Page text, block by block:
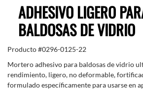
ADHESIVO LIGERO
BALDOSAS DE VIDRIO
Producto #0296-0125-22
Mortero adhesivo para baldosas de vidrio
rendimiento, ligero, no deformable,
formulado específicamente para usarse en